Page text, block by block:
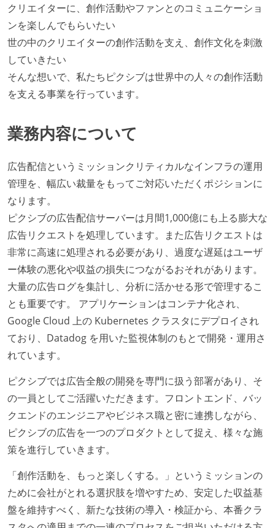
クリエイターに、創作活動やファンとのコミュニケーショ
ンを楽しんでもらいたい
世の中のクリエイターの創作活動を支え、創作文化を刺激
していきたい
そんな想いで、私たちピクシブは世界中の人々の創作活動
を支える事業を行っています。
業務内容について
広告配信というミッションクリティカルなインフラの運用
管理を、幅広い裁量をもってご対応いただくポジションに
なります。
ピクシブの広告配信サーバーは月間1,000億にも上る膨大な
広告リクエストを処理しています。また広告リクエストは
非常に高速に処理される必要があり、過度な遅延はユーザ
ー体験の悪化や収益の損失につながるおそれがあります。
大量の広告ログを集計し、分析に活かせる形で管理するこ
とも重要です。 アプリケーションはコンテナ化され、
Google Cloud 上の Kubernetes クラスタにデプロイされ
ており、Datadog を用いた監視体制のもとで開発・運用さ
れています。
ピクシブでは広告全般の開発を専門に扱う部署があり、そ
の一員としてご活躍いただきます。フロントエンド、バッ
クエンドのエンジニアやビジネス職と密に連携しながら、
ピクシブの広告を一つのプロダクトとして捉え、様々な施
策を進行していきます。
「創作活動を、もっと楽しくする。」というミッションの
ために会社がとれる選択肢を増やすため、安定した収益基
盤を維持すべく、新たな技術の導入・検証から、本番クラ